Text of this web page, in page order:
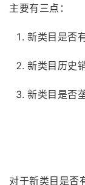
主要有三点：
新类目是否
新类目历史
新类目是否
对于新类目是否